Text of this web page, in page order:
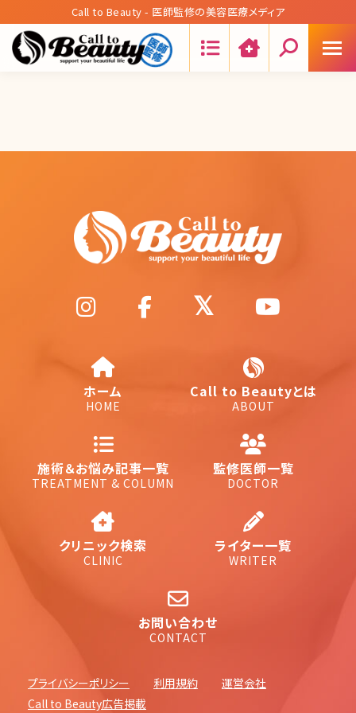
Call to Beauty - 医師監修の美容医療メディア
ホーム
HOME
Call to Beautyとは
ABOUT
施術＆お悩み記事一覧
TREATMENT & COLUMN
監修医師一覧
DOCTOR
クリニック検索
CLINIC
ライター一覧
WRITER
お問い合わせ
CONTACT
プライバシーポリシー 利用規約
運営会社
Call to Beauty広告掲載